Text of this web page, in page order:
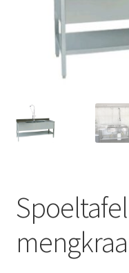
Offerte aanvraag
Privacybeleid